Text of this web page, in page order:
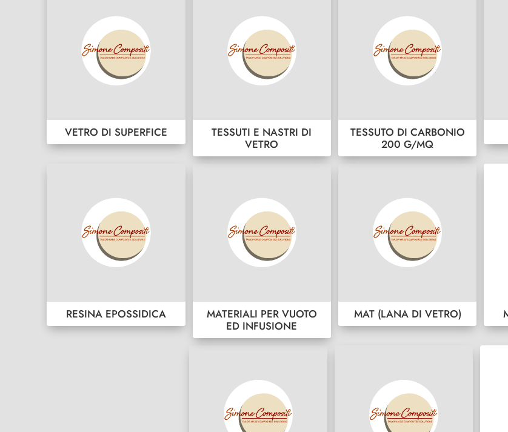
VETRO DI SUPERFICE
TESSUTI E NASTRI DI
VETRO
TESSUTO DI CARBONIO
200 G/MQ
RESINA EPOSSIDICA
MATERIALI PER VUOTO
ED INFUSIONE
MAT (LANA DI VETRO)